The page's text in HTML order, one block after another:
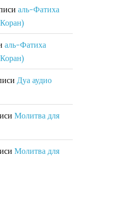
аль-Фатиха
аль-Фатиха
Дуа аудио
Молитва для
Молитва для